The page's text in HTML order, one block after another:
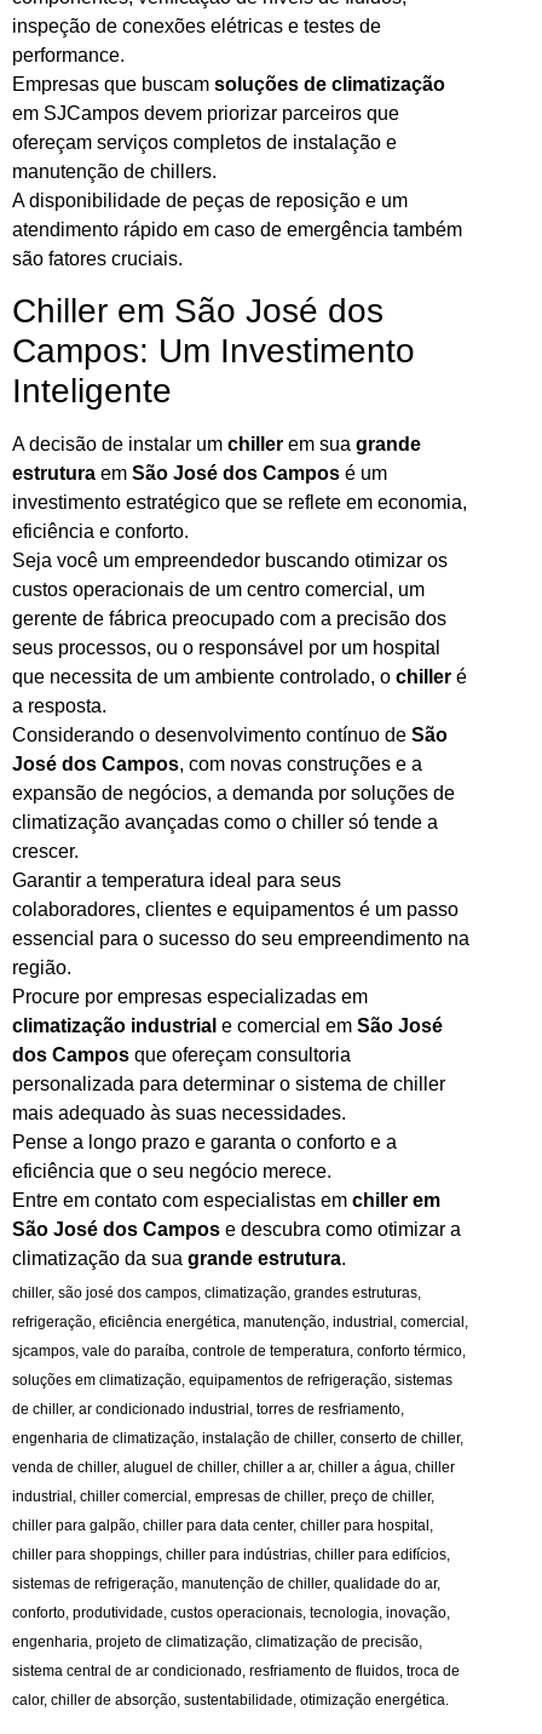
inspeção de conexões elétricas e testes de
performance.
Empresas que buscam soluções de climatização
em SJCampos devem priorizar parceiros que
ofereçam serviços completos de instalação e
manutenção de chillers.
A disponibilidade de peças de reposição e um
atendimento rápido em caso de emergência também
são fatores cruciais.
Chiller em São José dos
Campos: Um Investimento
Inteligente
A decisão de instalar um chiller em sua grande
estrutura em São José dos Campos é um
investimento estratégico que se reflete em economia,
eficiência e conforto.
Seja você um empreendedor buscando otimizar os
custos operacionais de um centro comercial, um
gerente de fábrica preocupado com a precisão dos
seus processos, ou o responsável por um hospital
que necessita de um ambiente controlado, o chiller é
a resposta.
Considerando o desenvolvimento contínuo de São
José dos Campos, com novas construções e a
expansão de negócios, a demanda por soluções de
climatização avançadas como o chiller só tende a
crescer.
Garantir a temperatura ideal para seus
colaboradores, clientes e equipamentos é um passo
essencial para o sucesso do seu empreendimento na
região.
Procure por empresas especializadas em
climatização industrial e comercial em São José
dos Campos que ofereçam consultoria
personalizada para determinar o sistema de chiller
mais adequado às suas necessidades.
Pense a longo prazo e garanta o conforto e a
eficiência que o seu negócio merece.
Entre em contato com especialistas em chiller em
São José dos Campos e descubra como otimizar a
climatização da sua grande estrutura.
chiller, são josé dos campos, climatização, grandes estruturas,
refrigeração, eficiência energética, manutenção, industrial, comercial,
sjcampos, vale do paraíba, controle de temperatura, conforto térmico,
soluções em climatização, equipamentos de refrigeração, sistemas
de chiller, ar condicionado industrial, torres de resfriamento,
engenharia de climatização, instalação de chiller, conserto de chiller,
venda de chiller, aluguel de chiller, chiller a ar, chiller a água, chiller
industrial, chiller comercial, empresas de chiller, preço de chiller,
chiller para galpão, chiller para data center, chiller para hospital,
chiller para shoppings, chiller para indústrias, chiller para edifícios,
sistemas de refrigeração, manutenção de chiller, qualidade do ar,
conforto, produtividade, custos operacionais, tecnologia, inovação,
engenharia, projeto de climatização, climatização de precisão,
sistema central de ar condicionado, resfriamento de fluidos, troca de
calor, chiller de absorção, sustentabilidade, otimização energética.